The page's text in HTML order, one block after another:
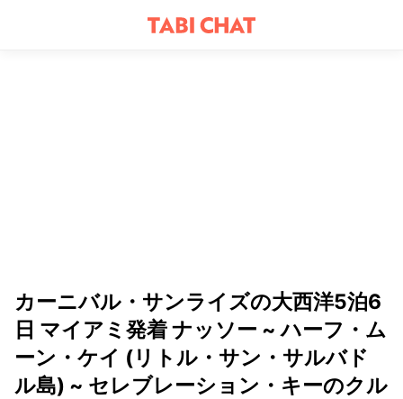
カーニバル・サンライズの大西洋5泊6
日 マイアミ発着 ナッソー ~ ハーフ・ム
ーン・ケイ (リトル・サン・サルバド
ル島) ~ セレブレーション・キーのクル